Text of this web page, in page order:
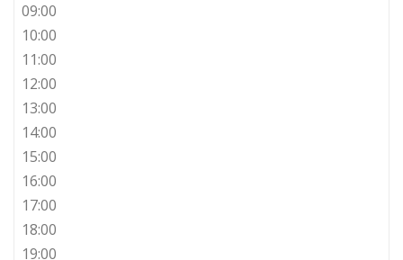
09:00
10:00
11:00
12:00
13:00
14:00
15:00
16:00
17:00
18:00
19:00